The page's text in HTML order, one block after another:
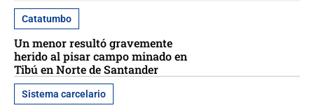
Catatumbo
Un menor resultó gravemente
herido al pisar campo minado en
Tibú en Norte de Santander
Sistema carcelario